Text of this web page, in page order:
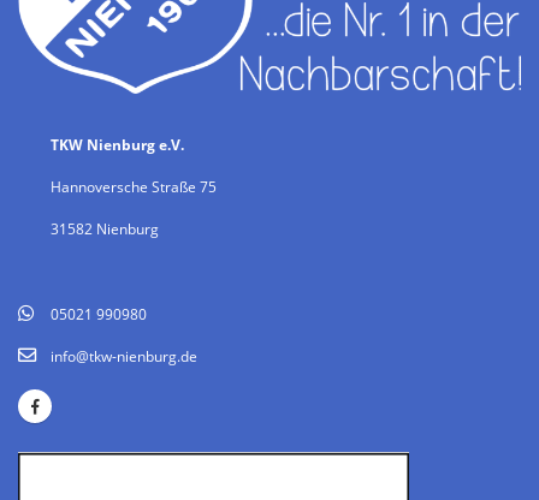
TKW Nienburg e.V.
Hannoversche Straße 75
31582 Nienburg
05021 990980
info@tkw-nienburg.de